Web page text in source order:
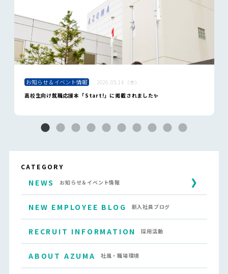
CATEGORY
NEWS お知らせ＆イベント情報
NEW EMPLOYEE BLOG 新入社員ブログ
RECRUIT INFORMATION 採用活動
ABOUT AZUMA 社風・職場環境
お知らせ＆イベント情報
2026.05.14（木）
高校生向け就職応援本「Start!」に掲載されました✨